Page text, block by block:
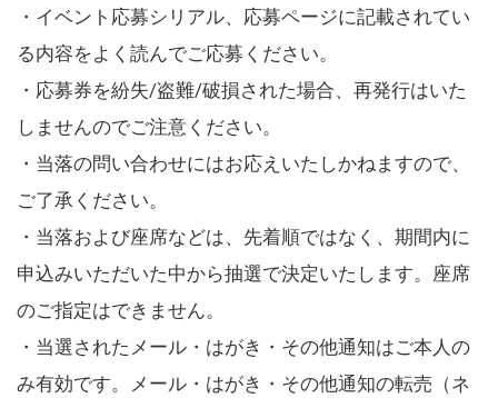
・イベント応募シリアル、応募ページに記載されてい
る内容をよく読んでご応募ください。
・応募券を紛失/盗難/破損された場合、再発行はいた
しませんのでご注意ください。
・当落の問い合わせにはお応えいたしかねますので、
ご了承ください。
・当落および座席などは、先着順ではなく、期間内に
申込みいただいた中から抽選で決定いたします。座席
のご指定はできません。
・当選されたメール・はがき・その他通知はご本人の
み有効です。メール・はがき・その他通知の転売（ネ